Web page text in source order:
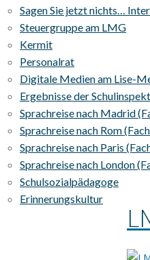
Sagen Sie jetzt nichts…
Steuergruppe am LMG
Kermit
Personalrat
Digitale Medien am Lise-
Ergebnisse der
Sprachreise nach Madrid
Sprachreise nach Rom
Sprachreise nach Paris
Sprachreise nach London
Schulsozialpädagoge
Erinnerungskultur